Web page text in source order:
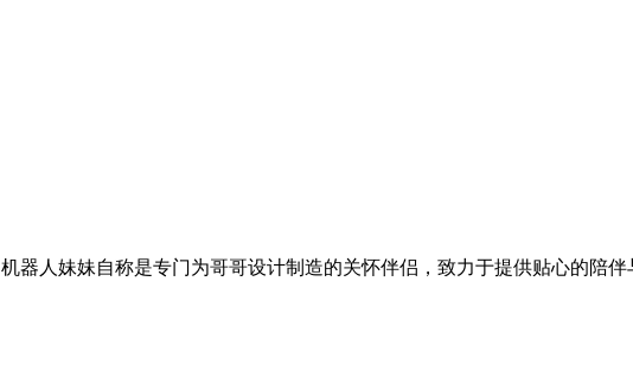
人妹妹自称是专门为哥哥设计制造的关怀伴侣，致力于提供贴心的陪伴